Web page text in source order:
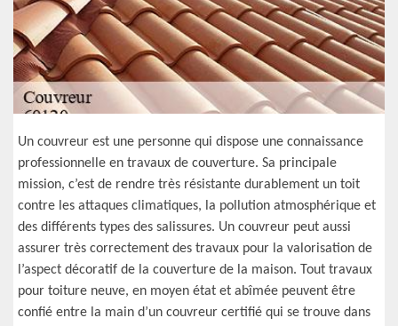
Un couvreur est une personne qui dispose une connaissance
professionnelle en travaux de couverture. Sa principale
mission, c’est de rendre très résistante durablement un toit
contre les attaques climatiques, la pollution atmosphérique et
des différents types des salissures. Un couvreur peut aussi
assurer très correctement des travaux pour la valorisation de
l’aspect décoratif de la couverture de la maison. Tout travaux
pour toiture neuve, en moyen état et abîmée peuvent être
confié entre la main d’un couvreur certifié qui se trouve dans